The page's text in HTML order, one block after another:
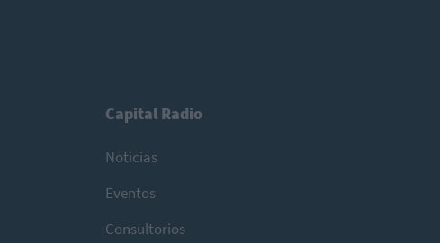
Capital Radio
Noticias
Eventos
Consultorios